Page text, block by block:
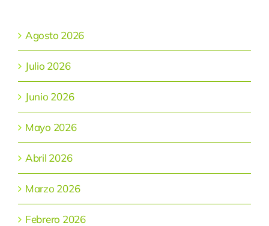
Agosto 2026
Julio 2026
Junio 2026
Mayo 2026
Abril 2026
Marzo 2026
Febrero 2026